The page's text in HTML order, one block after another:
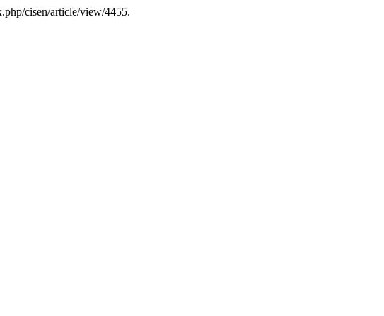
cisen/article/view/4455.